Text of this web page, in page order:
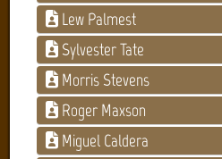
Lew Palmest
Sylvester Tate
Morris Stevens
Roger Maxson
Miguel Caldera